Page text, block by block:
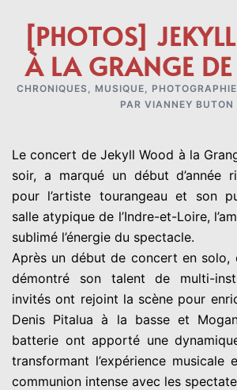
[PHOTOS]
À LA GRANGE DE
CHRONIQUES MUSIQUE PHOTOGRAPHIE
PAR VIANNEY BUTON
Le concert de Jekyll Wood à la
soir, a marqué un début d’année
pour l’artiste tourangeau et son
salle atypique de l’Indre-et-Loire,
sublimé l’énergie du spectacle.
Après un début de concert en solo,
démontré son talent de multi-
invités ont rejoint la scène pour
Denis Pitalua à la basse et
batterie ont apporté une
transformant l’expérience musicale
communion intense avec les